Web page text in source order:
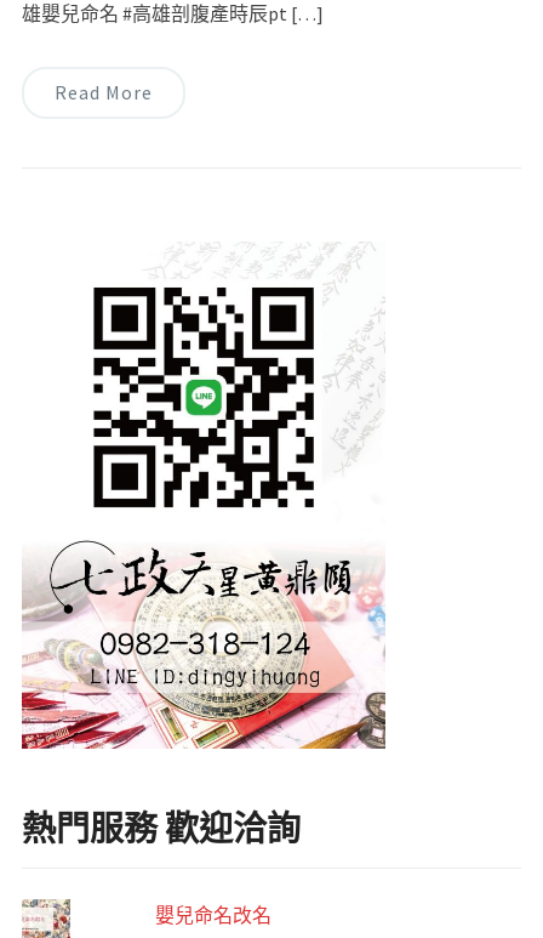
雄嬰兒命名 #高雄剖腹產時辰pt […]
Read More
熱門服務 歡迎洽詢
嬰兒命名改名